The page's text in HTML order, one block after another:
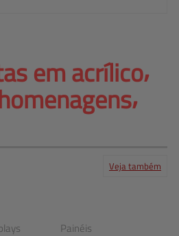
Veja também
Painéis